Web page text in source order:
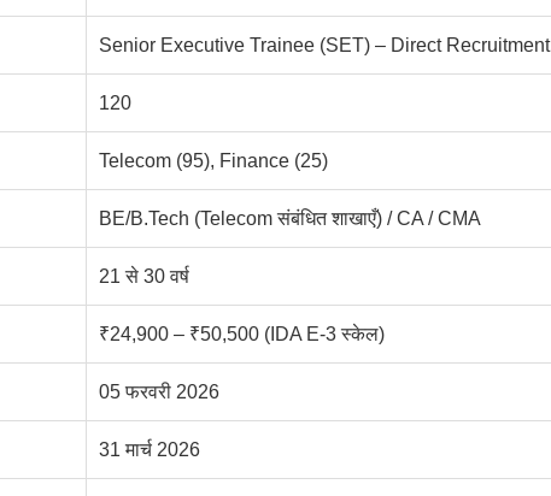
Senior Executive Trainee (SET) – Direct Recruitment
120
Telecom (95), Finance (25)
BE/B.Tech (Telecom संबंधित शाखाएँ) / CA / CMA
21 से 30 वर्ष
₹24,900 – ₹50,500 (IDA E-3 स्केल)
05 फरवरी 2026
31 मार्च 2026